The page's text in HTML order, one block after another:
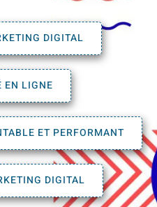
DIGITAL
EN LIGNE
ET PERFORMANT
DIGITAL